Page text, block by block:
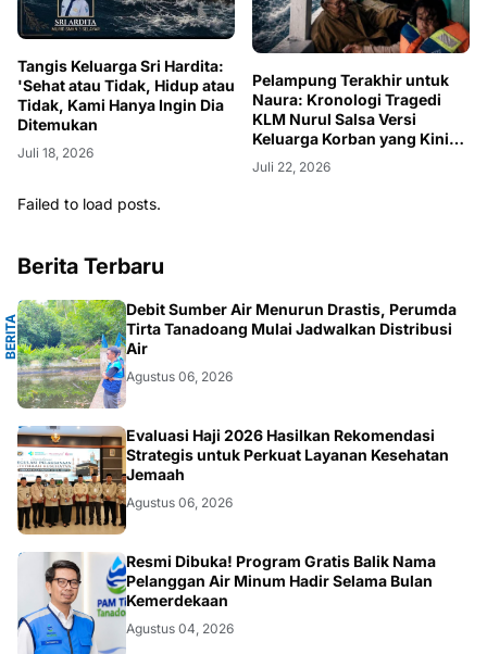
Tangis Keluarga Sri Hardita:
'Sehat atau Tidak, Hidup atau
Tidak, Kami Hanya Ingin Dia
Ditemukan
Juli 18, 2026
Pelampung Terakhir untuk
Naura: Kronologi Tragedi
KLM Nurul Salsa Versi
Keluarga Korban yang Kini
Menempuh Jalur Hukum
Juli 22, 2026
Failed to load posts.
Berita Terbaru
B
E
R
I
T
A
S
E
L
A
Y
AR
Debit Sumber Air Menurun Drastis, Perumda
Tirta Tanadoang Mulai Jadwalkan Distribusi
Air
Agustus 06, 2026
HAJI
Evaluasi Haji 2026 Hasilkan Rekomendasi
Strategis untuk Perkuat Layanan Kesehatan
Jemaah
Agustus 06, 2026
DARMAWANG
Resmi Dibuka! Program Gratis Balik Nama
Pelanggan Air Minum Hadir Selama Bulan
Kemerdekaan
Agustus 04, 2026